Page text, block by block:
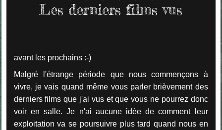
Les derniers films vus
avant les prochains :-)
Malgré l'étrange période que nous commençons à
vivre, je vais quand même vous parler brièvement des
derniers films que j'ai vus et que vous ne pourrez donc
voir en salle. Je n'ai aucune idée de comment leur
exploitation va se poursuivre plus tard quand nous en